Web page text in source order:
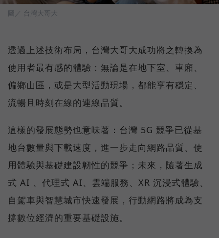
圖／ 台灣大哥大
透過上述技術布局，台灣大哥大成功將之轉換為
使用者最有感的體驗：無論是在地下室、車廂、
偏鄉山區，或是大型活動現場，都能享有穩定、
流暢且時刻在線的連線品質。
這樣的發展態勢也意味著：台灣 5G 競爭已從基
地台數量與下載速度，進一步走向網路品質、使
用體驗與基礎建設韌性的競爭；未來，隨著生成
式 AI 、代理式 AI、雲端服務、XR 沉浸式體驗、
自駕車與智慧城市快速發展，行動網路將成為支
撐數位經濟的重要基礎設施。